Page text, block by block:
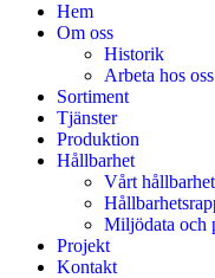
Hem
Om oss
Historik
Arbeta hos oss
Sortiment
Tjänster
Produktion
Hållbarhet
Vårt
Miljödata och
Projekt
Kontakt